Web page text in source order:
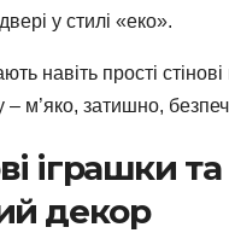
у стилі «еко».
навіть прості стінові
– м’яко, затишно,
іграшки та
декор